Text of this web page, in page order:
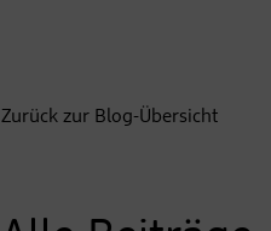
Zurück zur Blog-Übersicht